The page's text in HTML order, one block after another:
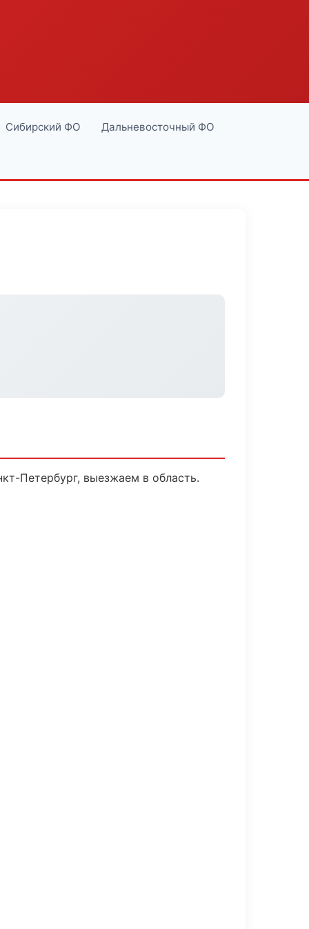
Сибирский ФО Дальневосточный ФО
Петербург, выезжаем в область.